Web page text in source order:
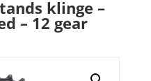
klinge –
– 12 gear